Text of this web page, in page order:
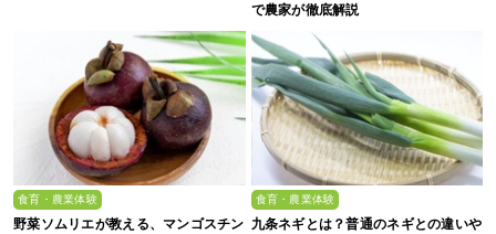
で農家が徹底解説
食育・農業体験
野菜ソムリエが教える、マンゴスチン
食育・農業体験
九条ネギとは？普通のネギとの違いや